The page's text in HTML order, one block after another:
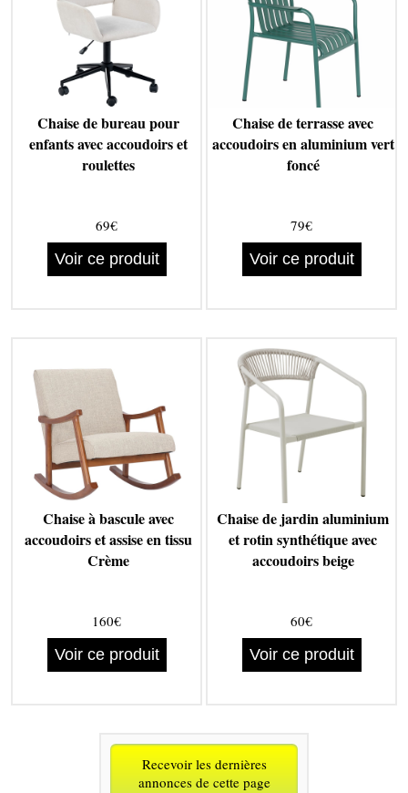
Chaise de bureau pour
enfants avec accoudoirs et
roulettes
69€
Voir ce produit
Chaise de terrasse avec
accoudoirs en aluminium vert
foncé
79€
Voir ce produit
Chaise à bascule avec
accoudoirs et assise en tissu
Crème
160€
Voir ce produit
Chaise de jardin aluminium
et rotin synthétique avec
accoudoirs beige
60€
Voir ce produit
Recevoir les dernières
annonces de cette page